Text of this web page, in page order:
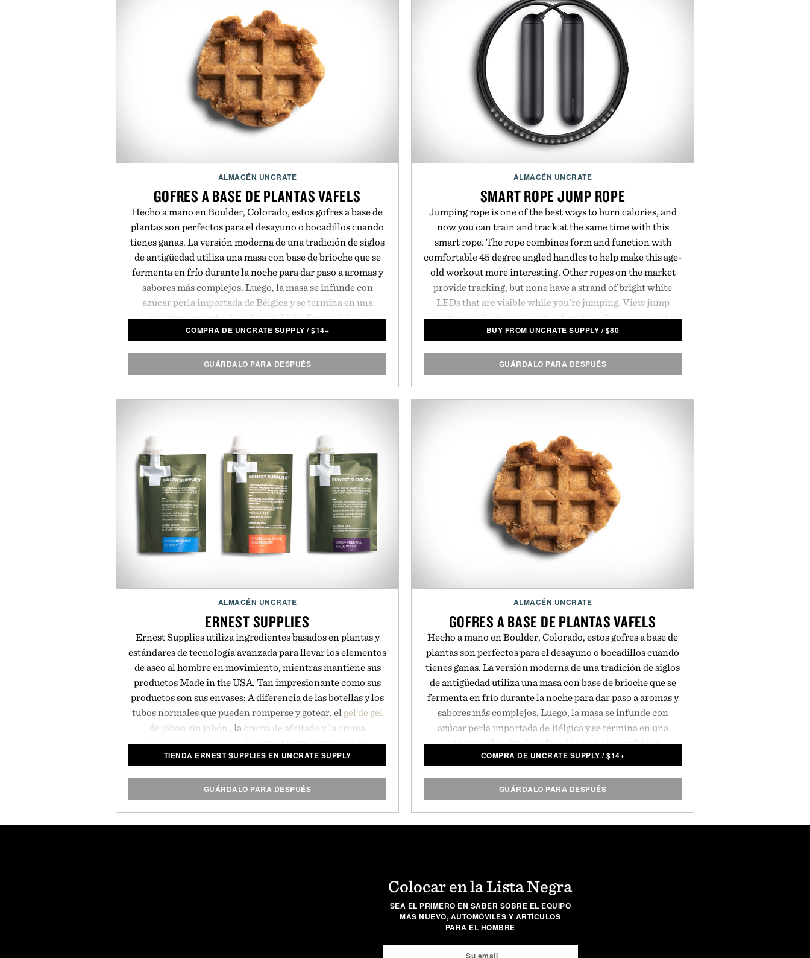
ALMACÉN UNCRATE
GOFRES A BASE DE PLANTAS VAFELS
Hecho a mano en Boulder, Colorado, estos gofres a base de
plantas son perfectos para el desayuno o bocadillos cuando
tienes ganas. La versión moderna de una tradición de siglos
de antigüedad utiliza una masa con base de brioche que se
fermenta en frío durante la noche para dar paso a aromas y
sabores más complejos. Luego, la masa se infunde con
azúcar perla importada de Bélgica y se termina en una
auténtica plancha de gofres de Lieja. Disponible en
variedades originales y sin gluten. Se vende como un
COMPRA DE UNCRATE SUPPLY /$14+
GUÁRDALO PARA DESPUÉS
ALMACÉN UNCRATE
SMART ROPE JUMP ROPE
Jumping rope is one of the best ways to burn calories, and
now you can train and track at the same time with this
smart rope. The rope combines form and function with
comfortable 45 degree angled handles to help make this age-
old workout more interesting. Other ropes on the market
provide tracking, but none have a strand of bright white
LEDs that are visible while you're jumping. View jump
counts, calories burned, or the duration of your workout as
the rope swings in front of you. All the data is then
all you have to supply is some sweat and an epic workout
soundtrack.
Sizing:
Large : 107 inches / 274 cm
Battery:
Full charge in 2 hours / 36 hours of use / Lithium Polymer
Battery
Connectivity:
Bluetooth 4.0 LE two-way communication with
BUY FROM UNCRATE SUPPLY /$80
GUÁRDALO PARA DESPUÉS
ALMACÉN UNCRATE
ERNEST SUPPLIES
Ernest Supplies utiliza ingredientes basados en plantas y
estándares de tecnología avanzada para llevar los elementos
de aseo al hombre en movimiento, mientras mantiene sus
productos Made in the USA. Tan impresionante como sus
productos son sus envases; A diferencia de las botellas y los
tubos normales que pueden romperse y gotear, el gel de gel
de jabón sin jabón , la crema de afeitado y la crema
hidratante protectora deErnest Supplies vienen en
recipientes de estilo matraz suave que maximizan el espacio
TIENDA ERNEST SUPPLIES EN UNCRATE SUPPLY
GUÁRDALO PARA DESPUÉS
ALMACÉN UNCRATE
GOFRES A BASE DE PLANTAS VAFELS
Hecho a mano en Boulder, Colorado, estos gofres a base de
plantas son perfectos para el desayuno o bocadillos cuando
tienes ganas. La versión moderna de una tradición de siglos
de antigüedad utiliza una masa con base de brioche que se
fermenta en frío durante la noche para dar paso a aromas y
sabores más complejos. Luego, la masa se infunde con
azúcar perla importada de Bélgica y se termina en una
auténtica plancha de gofres de Lieja. Disponible en
variedades originales y sin gluten. Se vende como un
COMPRA DE UNCRATE SUPPLY /$14+
GUÁRDALO PARA DESPUÉS
Colocar en la Lista Negra
SEA EL PRIMERO EN SABER SOBRE EL EQUIPO
MÁS NUEVO, AUTOMÓVILES Y ARTÍCULOS
PARA EL HOMBRE